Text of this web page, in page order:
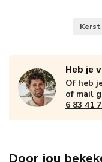
Kerst
Heb je
Of heb
of mail
6 83 41
Door jou